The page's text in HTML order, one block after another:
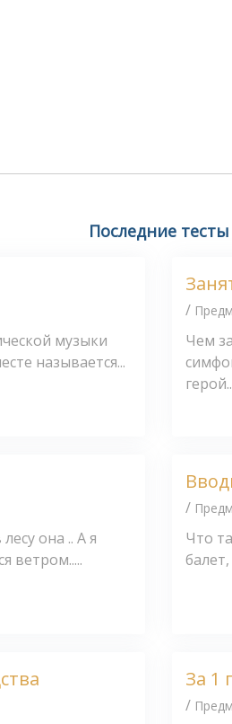
Последние тесты
музыки
называется...
/
Чем
она .. А я
ветром.....
/
Что
За 1
/